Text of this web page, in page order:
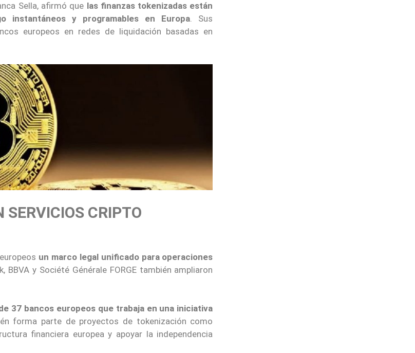
Sella, afirmó que las finanzas tokenizadas están
instantáneos y programables en Europa. Sus
europeos en redes de liquidación basadas en
SERVICIOS CRIPTO
un marco legal unificado para operaciones
y Société Générale FORGE también ampliaron
37 bancos europeos que trabaja en una iniciativa
forma parte de proyectos de tokenización como
financiera europea y apoyar la independencia